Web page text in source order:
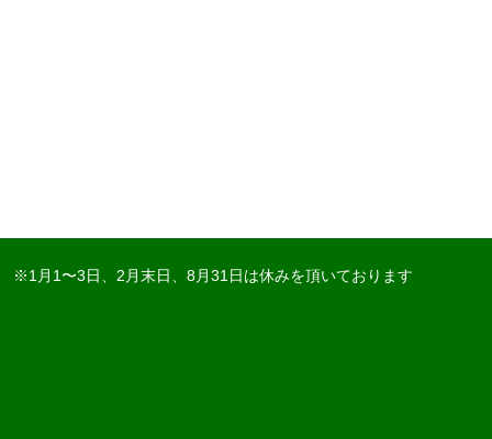
※1月1〜3日、2月末日、8月31日は休みを頂いております